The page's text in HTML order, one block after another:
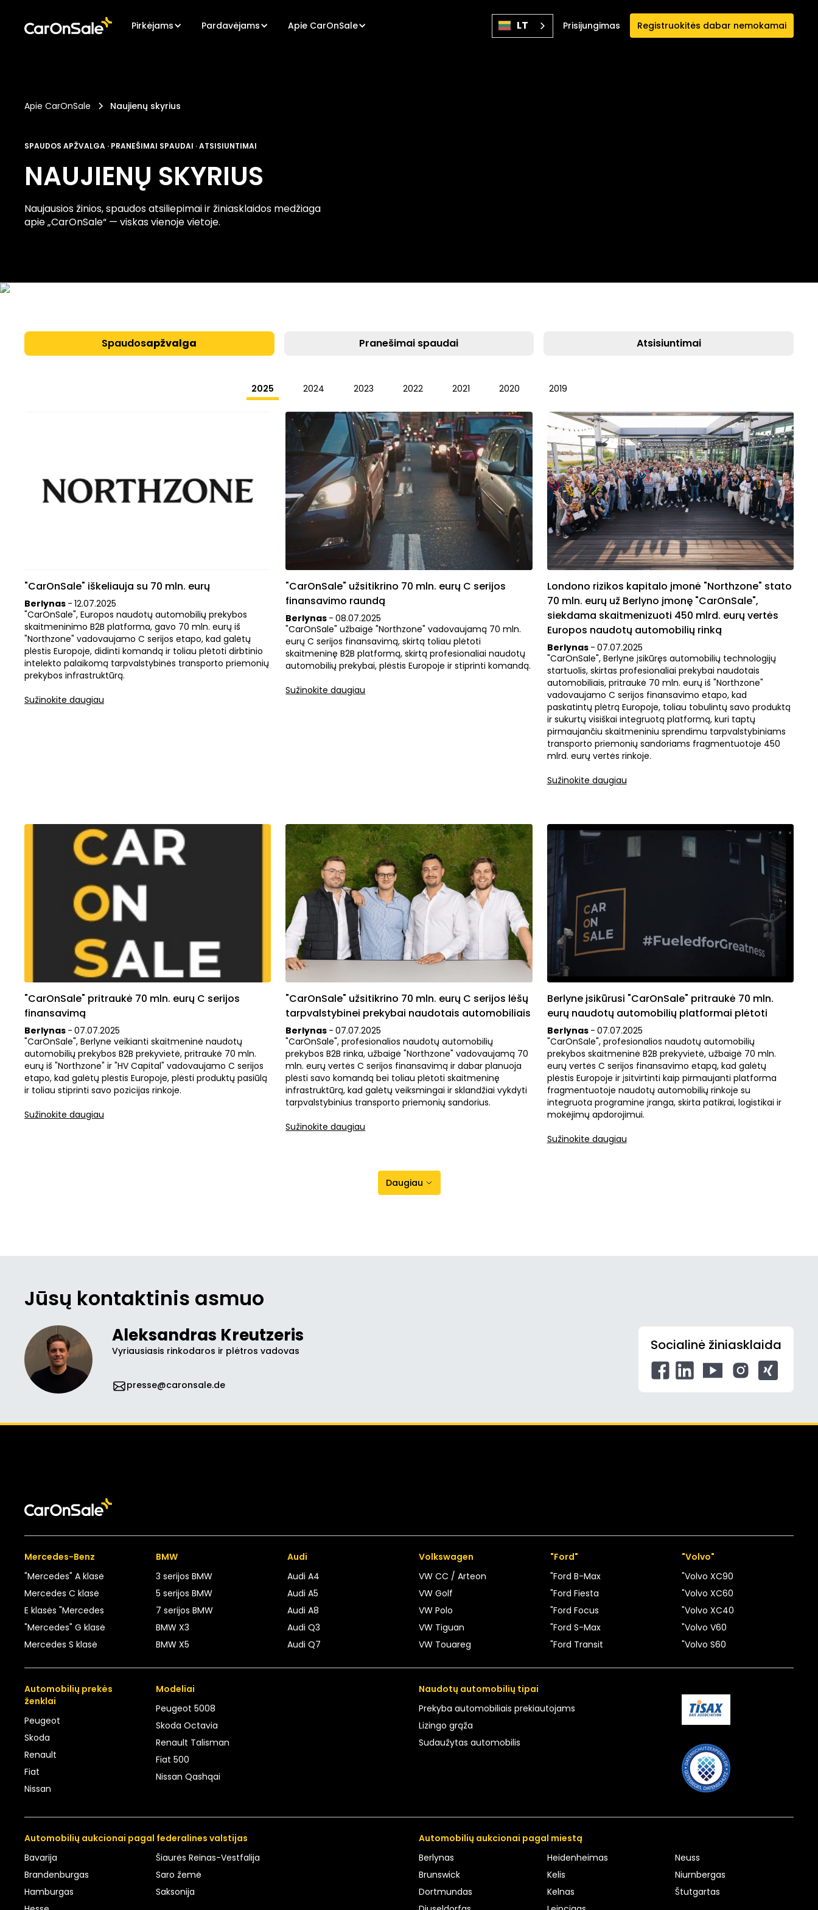
Pirkėjams Pardavėjams Apie CarOnSale LT Prisijungimas Registruokitės dabar nemokamai
Apie CarOnSale Naujienų skyrius
SPAUDOS APŽVALGA · PRANEŠIMAI SPAUDAI · ATSISIUNTIMAI
NAUJIENŲ SKYRIUS
Naujausios žinios, spaudos atsiliepimai ir žiniasklaidos medžiaga
apie „CarOnSale“ — viskas vienoje vietoje.
Spaudosapžvalga Pranešimai spaudai Atsisiuntimai
2025 2024 2023 2022 2021 2020 2019
"CarOnSale" iškeliauja su 70 mln. eurų
Berlynas - 12.07.2025
"CarOnSale", Europos naudotų automobilių prekybos
skaitmeninimo B2B platforma, gavo 70 mln. eurų iš
"Northzone" vadovaujamo C serijos etapo, kad galėtų
plėstis Europoje, didinti komandą ir toliau plėtoti dirbtinio
intelekto palaikomą tarpvalstybinės transporto priemonių
prekybos infrastruktūrą.
Sužinokite daugiau
"CarOnSale" užsitikrino 70 mln. eurų C serijos
finansavimo raundą
Berlynas - 08.07.2025
"CarOnSale" užbaigė "Northzone" vadovaujamą 70 mln.
eurų C serijos finansavimą, skirtą toliau plėtoti
skaitmeninę B2B platformą, skirtą profesionaliai naudotų
automobilių prekybai, plėstis Europoje ir stiprinti komandą.
Sužinokite daugiau
Londono rizikos kapitalo įmonė "Northzone" stato
70 mln. eurų už Berlyno įmonę "CarOnSale",
siekdama skaitmenizuoti 450 mlrd. eurų vertės
Europos naudotų automobilių rinką
Berlynas - 07.07.2025
"CarOnSale", Berlyne įsikūręs automobilių technologijų
startuolis, skirtas profesionaliai prekybai naudotais
automobiliais, pritraukė 70 mln. eurų iš "Northzone"
vadovaujamo C serijos finansavimo etapo, kad
paskatintų plėtrą Europoje, toliau tobulintų savo produktą
ir sukurtų visiškai integruotą platformą, kuri taptų
pirmaujančiu skaitmeniniu sprendimu tarpvalstybiniams
transporto priemonių sandoriams fragmentuotoje 450
mlrd. eurų vertės rinkoje.
Sužinokite daugiau
"CarOnSale" pritraukė 70 mln. eurų C serijos
finansavimą
Berlynas - 07.07.2025
"CarOnSale", Berlyne veikianti skaitmeninė naudotų
automobilių prekybos B2B prekyvietė, pritraukė 70 mln.
eurų iš "Northzone" ir "HV Capital" vadovaujamo C serijos
etapo, kad galėtų plėstis Europoje, plėsti produktų pasiūlą
ir toliau stiprinti savo pozicijas rinkoje.
Sužinokite daugiau
"CarOnSale" užsitikrino 70 mln. eurų C serijos lėšų
tarpvalstybinei prekybai naudotais automobiliais
Berlynas - 07.07.2025
"CarOnSale", profesionalios naudotų automobilių
prekybos B2B rinka, užbaigė "Northzone" vadovaujamą 70
mln. eurų vertės C serijos finansavimą ir dabar planuoja
plėsti savo komandą bei toliau plėtoti skaitmeninę
infrastruktūrą, kad galėtų veiksmingai ir sklandžiai vykdyti
tarpvalstybinius transporto priemonių sandorius.
Sužinokite daugiau
Berlyne įsikūrusi "CarOnSale" pritraukė 70 mln.
eurų naudotų automobilių platformai plėtoti
Berlynas - 07.07.2025
"CarOnSale", profesionalios naudotų automobilių
prekybos skaitmeninė B2B prekyvietė, užbaigė 70 mln.
eurų vertės C serijos finansavimo etapą, kad galėtų
plėstis Europoje ir įsitvirtinti kaip pirmaujanti platforma
fragmentuotoje naudotų automobilių rinkoje su
integruota programine įranga, skirta patikrai, logistikai ir
mokėjimų apdorojimui.
Sužinokite daugiau
Daugiau
Jūsų kontaktinis asmuo
Aleksandras Kreutzeris
Vyriausiasis rinkodaros ir plėtros vadovas
presse@caronsale.de
Socialinė žiniasklaida
Mercedes-Benz
"Mercedes" A klasė
Mercedes C klasė
E klasės "Mercedes
"Mercedes" G klasė
Mercedes S klasė
BMW
3 serijos BMW
5 serijos BMW
7 serijos BMW
BMW X3
BMW X5
Audi
Audi A4
Audi A5
Audi A8
Audi Q3
Audi Q7
Volkswagen
VW CC / Arteon
VW Golf
VW Polo
VW Tiguan
VW Touareg
"Ford"
"Ford B-Max
"Ford Fiesta
"Ford Focus
"Ford S-Max
"Ford Transit
"Volvo"
"Volvo XC90
"Volvo XC60
"Volvo XC40
"Volvo V60
"Volvo S60
Automobilių prekės
ženklai
Peugeot
Skoda
Renault
Fiat
Nissan
Modeliai
Peugeot 5008
Skoda Octavia
Renault Talisman
Fiat 500
Nissan Qashqai
Naudotų automobilių tipai
Prekyba automobiliais prekiautojams
Lizingo grąža
Sudaužytas automobilis
Automobilių aukcionai pagal federalines valstijas
Bavarija
Brandenburgas
Hamburgas
Šiaurės Reinas-Vestfalija
Saro žemė
Saksonija
Automobilių aukcionai pagal miestą
Berlynas
Brunswick
Dortmundas
Heidenheimas
Kelis
Kelnas
Neuss
Niurnbergas
Štutgartas